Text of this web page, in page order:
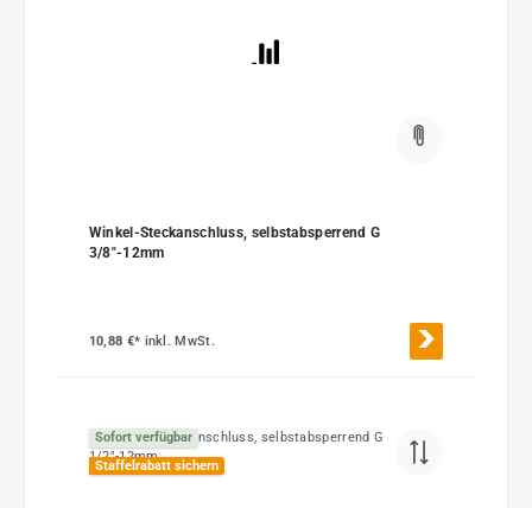
Winkel-Steckanschluss, selbstabsperrend G
3/8"-12mm
10,88 €* inkl. MwSt.
Sofort verfügbar
Staffelrabatt sichern